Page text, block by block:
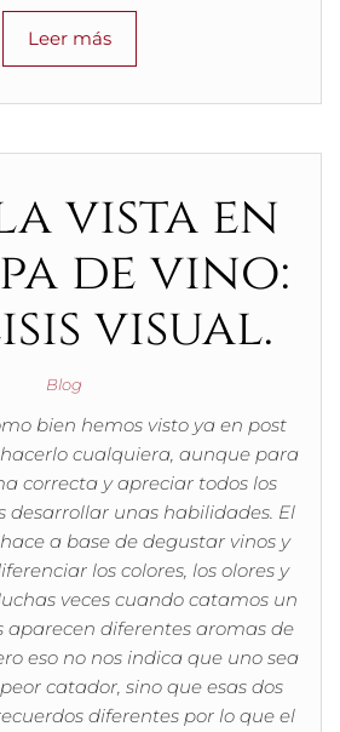
Leer más
vista en
de vino:
visual.
Blog
bien hemos visto ya en post
cualquiera, aunque para
correcta y apreciar todos los
desarrollar unas habilidades. El
a base de degustar vinos y
los colores, los olores y
veces cuando catamos un
aparecen diferentes aromas de
eso no nos indica que uno sea
catador, sino que esas dos
diferentes por lo que el